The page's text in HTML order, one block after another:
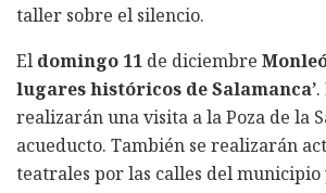
taller sobre el silencio.
El domingo 11 de diciembre
lugares históricos de Salamanca’
realizarán una visita a la Poza de la
acueducto. También se realizarán
teatrales por las calles del